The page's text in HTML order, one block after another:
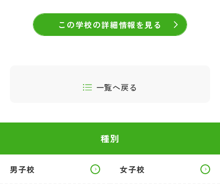
この学校の詳細情報を見る
一覧へ戻る
種別
男子校 女子校